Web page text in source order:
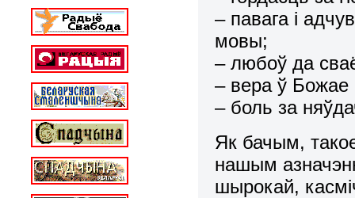
– павага i
мовы;
– любоў да
– вера ў Божае
– боль за
Як бачым,
нашым
шырокай,